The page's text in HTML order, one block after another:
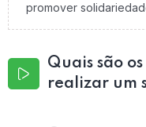
promover
Quais são
realizar um